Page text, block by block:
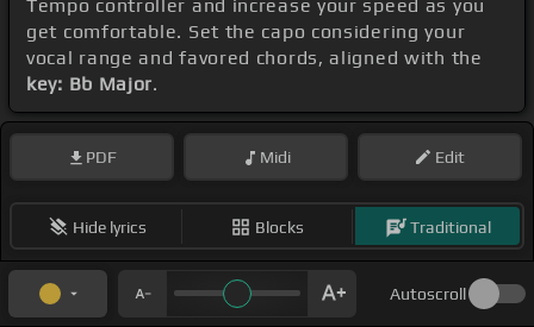
Tempo controller and increase your speed as you
get comfortable. Set the capo considering your
vocal range and favored chords, aligned with the
key: Bb Major.
PDF Midi Edit
Hide lyrics Blocks Traditional
Autoscroll